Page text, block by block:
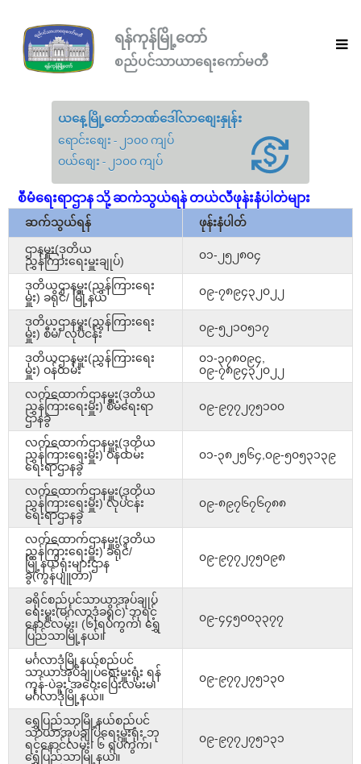
ရန်ကုန်မြို့တော်
စည်ပင်သာယာရေးကော်မတီ
ယနေ့မြို့တော်ဘဏ်ဒေါ်လာစျေးနှုန်း
ရောင်းစျေး - ၂၁၀၀ ကျပ်
ဝယ်စျေး - ၂၁၀၀ ကျပ်
စီမံရေးရာဌာန သို့ ဆက်သွယ်ရန် တယ်လီဖုန်းနံပါတ်များ
ဆက်သွယ်ရန်
ဖုန်းနံပါတ်
ဌာနမှူး(ဒုတိယ
ညွှန်ကြားရေးမှူးချုပ်)
၀၁-၂၅၂၈၀၄
ဒုတိယဌာနမှူး(ညွှန်ကြားရေး
မှူး) ခရိုင်/ မြို့နယ်
၀၉-၇၈၉၄၃၂၀၂၂
ဒုတိယဌာနမှူး(ညွှန်ကြားရေး
မှူး) စီမံ/ လုပ်ငန်း
၀၉-၅၂၁၀၅၁၇
ဒုတိယဌာနမှူး(ညွှန်ကြားရေး
မှူး) ဝန်ထမ်း
၀၁-၃၇၈၀၉၄,
၀၉-၇၈၉၄၃၂၀၂၂
လက်ထောက်ဌာနမှူး(ဒုတိယ
ညွှန်ကြားရေးမှူး) စီမံရေးရာ
ဌာနခွဲ
၀၉-၉၇၇၂၇၅၁၀၀
လက်ထောက်ဌာနမှူး(ဒုတိယ
ညွှန်ကြားရေးမှူး) ဝန်ထမ်း
ရေးရာဌာနခွဲ
၀၁-၃၈၂၅၆၄,၀၉-၅၀၅၃၁၃၉
လက်ထောက်ဌာနမှူး(ဒုတိယ
ညွှန်ကြားရေးမှူး) လုပ်ငန်း
ရေးရာဌာနခွဲ
၀၉-၈၉၇၆၇၆၇၈၈
လက်ထောက်ဌာနမှူး(ဒုတိယ
ညွှန်ကြားရေးမှူး) ခရိုင်/
မြို့နယ်ရုံးများဌာန
ခွဲ(ကွန်ပျူတာ)
၀၉-၉၇၇၂၇၅၀၉၈
ခရိုင်စည်ပင်သာယာအုပ်ချုပ်
ရေးမှူး(မင်္ဂလာဒုံခရိုင်) ဘုရင့်
နောင်လမ်း၊ (၆)ရပ်ကွက်၊ ရွှေ
ပြည်သာမြို့နယ်။
၀၉-၄၄၅၀၀၃၃၇၇
မင်္ဂလာဒုံမြို့နယ်စည်ပင်
သာယာအုပ်ချုပ်ရေးမှူးရုံး ရန်
ကုန်-ပဲခူး အဝေးပြေးလမ်းမ၊
မင်္ဂလာဒုံမြို့နယ်။
၀၉-၉၇၇၂၇၅၁၃၀
ရွှေပြည်သာမြို့နယ်စည်ပင်
သာယာအုပ်ချုပ်ရေးမှူးရုံး ဘု
ရင့်နောင်လမ်း၊ ၆ ရပ်ကွက်၊
ရွှေပြည်သာမြို့နယ်။
၀၉-၉၇၇၂၇၅၁၃၁